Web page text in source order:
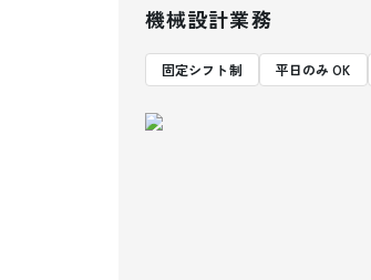
機械設計業務
固定シフト制 平日のみ OK